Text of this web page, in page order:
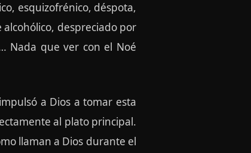
esquizofrénico, déspota,
despreciado por
Nada que ver con el Noé
a Dios a tomar esta
al plato principal.
llaman a Dios durante el